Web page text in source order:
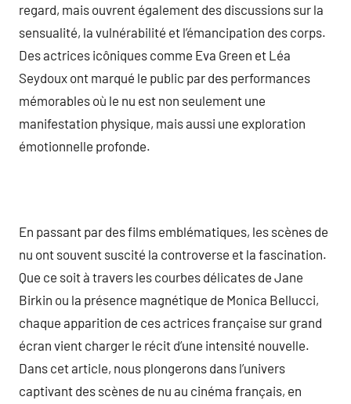
regard, mais ouvrent également des discussions sur la
sensualité, la vulnérabilité et l’émancipation des corps.
Des actrices icôniques comme Eva Green et Léa
Seydoux ont marqué le public par des performances
mémorables où le nu est non seulement une
manifestation physique, mais aussi une exploration
émotionnelle profonde.
En passant par des films emblématiques, les scènes de
nu ont souvent suscité la controverse et la fascination.
Que ce soit à travers les courbes délicates de Jane
Birkin ou la présence magnétique de Monica Bellucci,
chaque apparition de ces actrices française sur grand
écran vient charger le récit d’une intensité nouvelle.
Dans cet article, nous plongerons dans l’univers
captivant des scènes de nu au cinéma français, en